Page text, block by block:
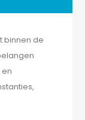
binnen de